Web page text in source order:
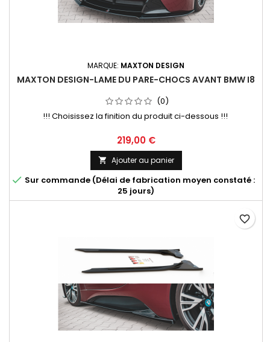
MARQUE: MAXTON DESIGN
MAXTON DESIGN-LAME DU PARE-CHOCS AVANT BMW I8
(0)
!!! Choisissez la finition du produit ci-dessous !!!
Prix
219,00 €
 Ajouter au panier
 Sur commande (Délai de fabrication moyen constaté :
25 jours)
favorite_border